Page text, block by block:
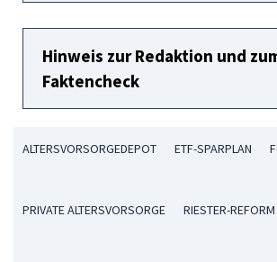
Hinweis zur Redaktion und
Faktencheck
ALTERSVORSORGEDEPOT ETF-SPARPLAN
PRIVATE ALTERSVORSORGE RIESTER-REFORM